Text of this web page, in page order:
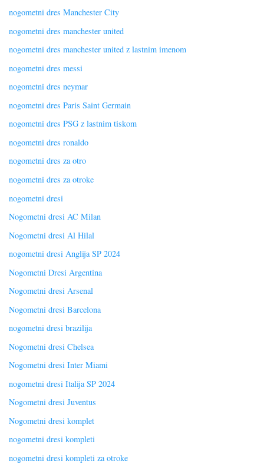
nogometni dres Manchester City
nogometni dres manchester united
nogometni dres manchester united z lastnim imenom
nogometni dres messi
nogometni dres neymar
nogometni dres Paris Saint Germain
nogometni dres PSG z lastnim tiskom
nogometni dres ronaldo
nogometni dres za otro
nogometni dres za otroke
nogometni dresi
Nogometni dresi AC Milan
Nogometni dresi Al Hilal
nogometni dresi Anglija SP 2024
Nogometni Dresi Argentina
Nogometni dresi Arsenal
Nogometni dresi Barcelona
nogometni dresi brazilija
Nogometni dresi Chelsea
Nogometni dresi Inter Miami
nogometni dresi Italija SP 2024
Nogometni dresi Juventus
Nogometni dresi komplet
nogometni dresi kompleti
nogometni dresi kompleti za otroke